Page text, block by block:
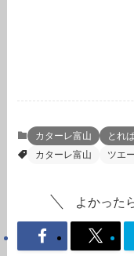
カターレ富山
とれ
カターレ富山
ツエ
よかった